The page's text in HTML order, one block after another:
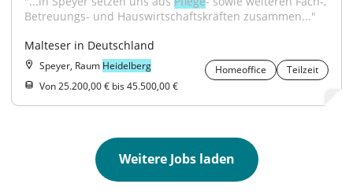
Betreuungs- und Hauswirtschaftskräften zusammen..."
Malteser in Deutschland
Speyer, Raum Heidelberg Homeoffice
Teilzeit
Von 25.200,00 € bis 45.500,00 €
Weitere Jobs laden